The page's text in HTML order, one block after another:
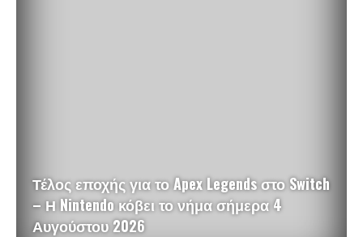
Τέλος εποχής για το Apex Legends στο Switch
– Η Nintendo κόβει το νήμα σήμερα 4
Αυγούστου 2026